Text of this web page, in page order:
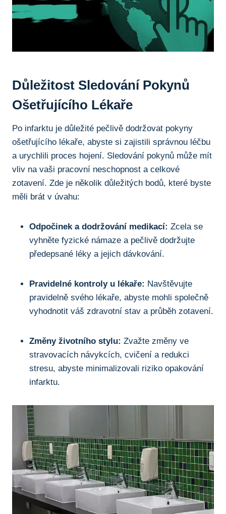
Důležitost Sledování Pokynů
Ošetřujícího Lékaře
Po infarktu je důležité pečlivě dodržovat pokyny
ošetřujícího lékaře, abyste si zajistili správnou léčbu
a urychlili proces hojení. Sledování pokynů může mít
vliv na vaši pracovní neschopnost a celkové
zotavení. Zde je několik důležitých bodů, které byste
měli brát v úvahu:
Odpočinek a dodržování medikací: Zcela se
vyhněte fyzické námaze a pečlivě dodržujte
předepsané léky a jejich dávkování.
Pravidelné kontroly u lékaře: Navštěvujte
pravidelně svého lékaře, abyste mohli společně
vyhodnotit váš zdravotní stav a průběh zotavení.
Změny životního stylu: Zvažte změny ve
stravovacích návykcích, cvičení a redukci
stresu, abyste minimalizovali riziko opakování
infarktu.